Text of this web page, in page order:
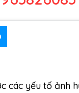
các yếu tố ảnh